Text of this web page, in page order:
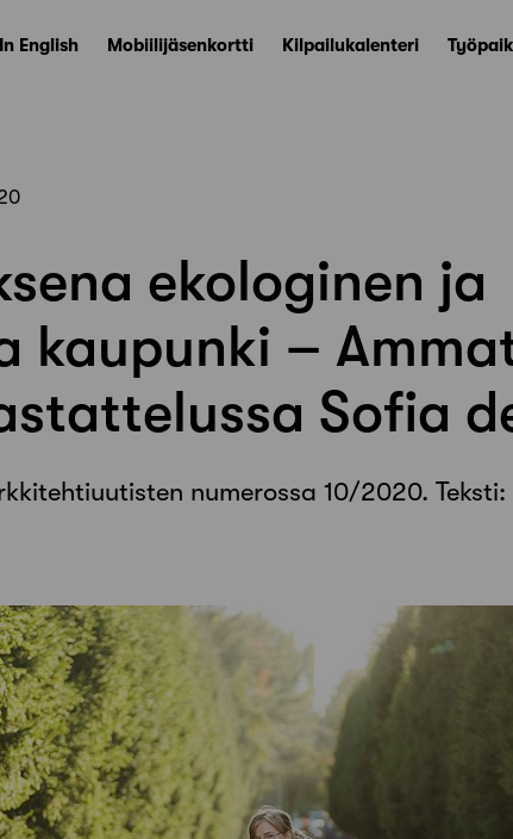
In English Mobiilijäsenkortti Kilpailukalenteri
ekologinen ja
kaupunki –
Sofia
numerossa 10/2020. Teksti: